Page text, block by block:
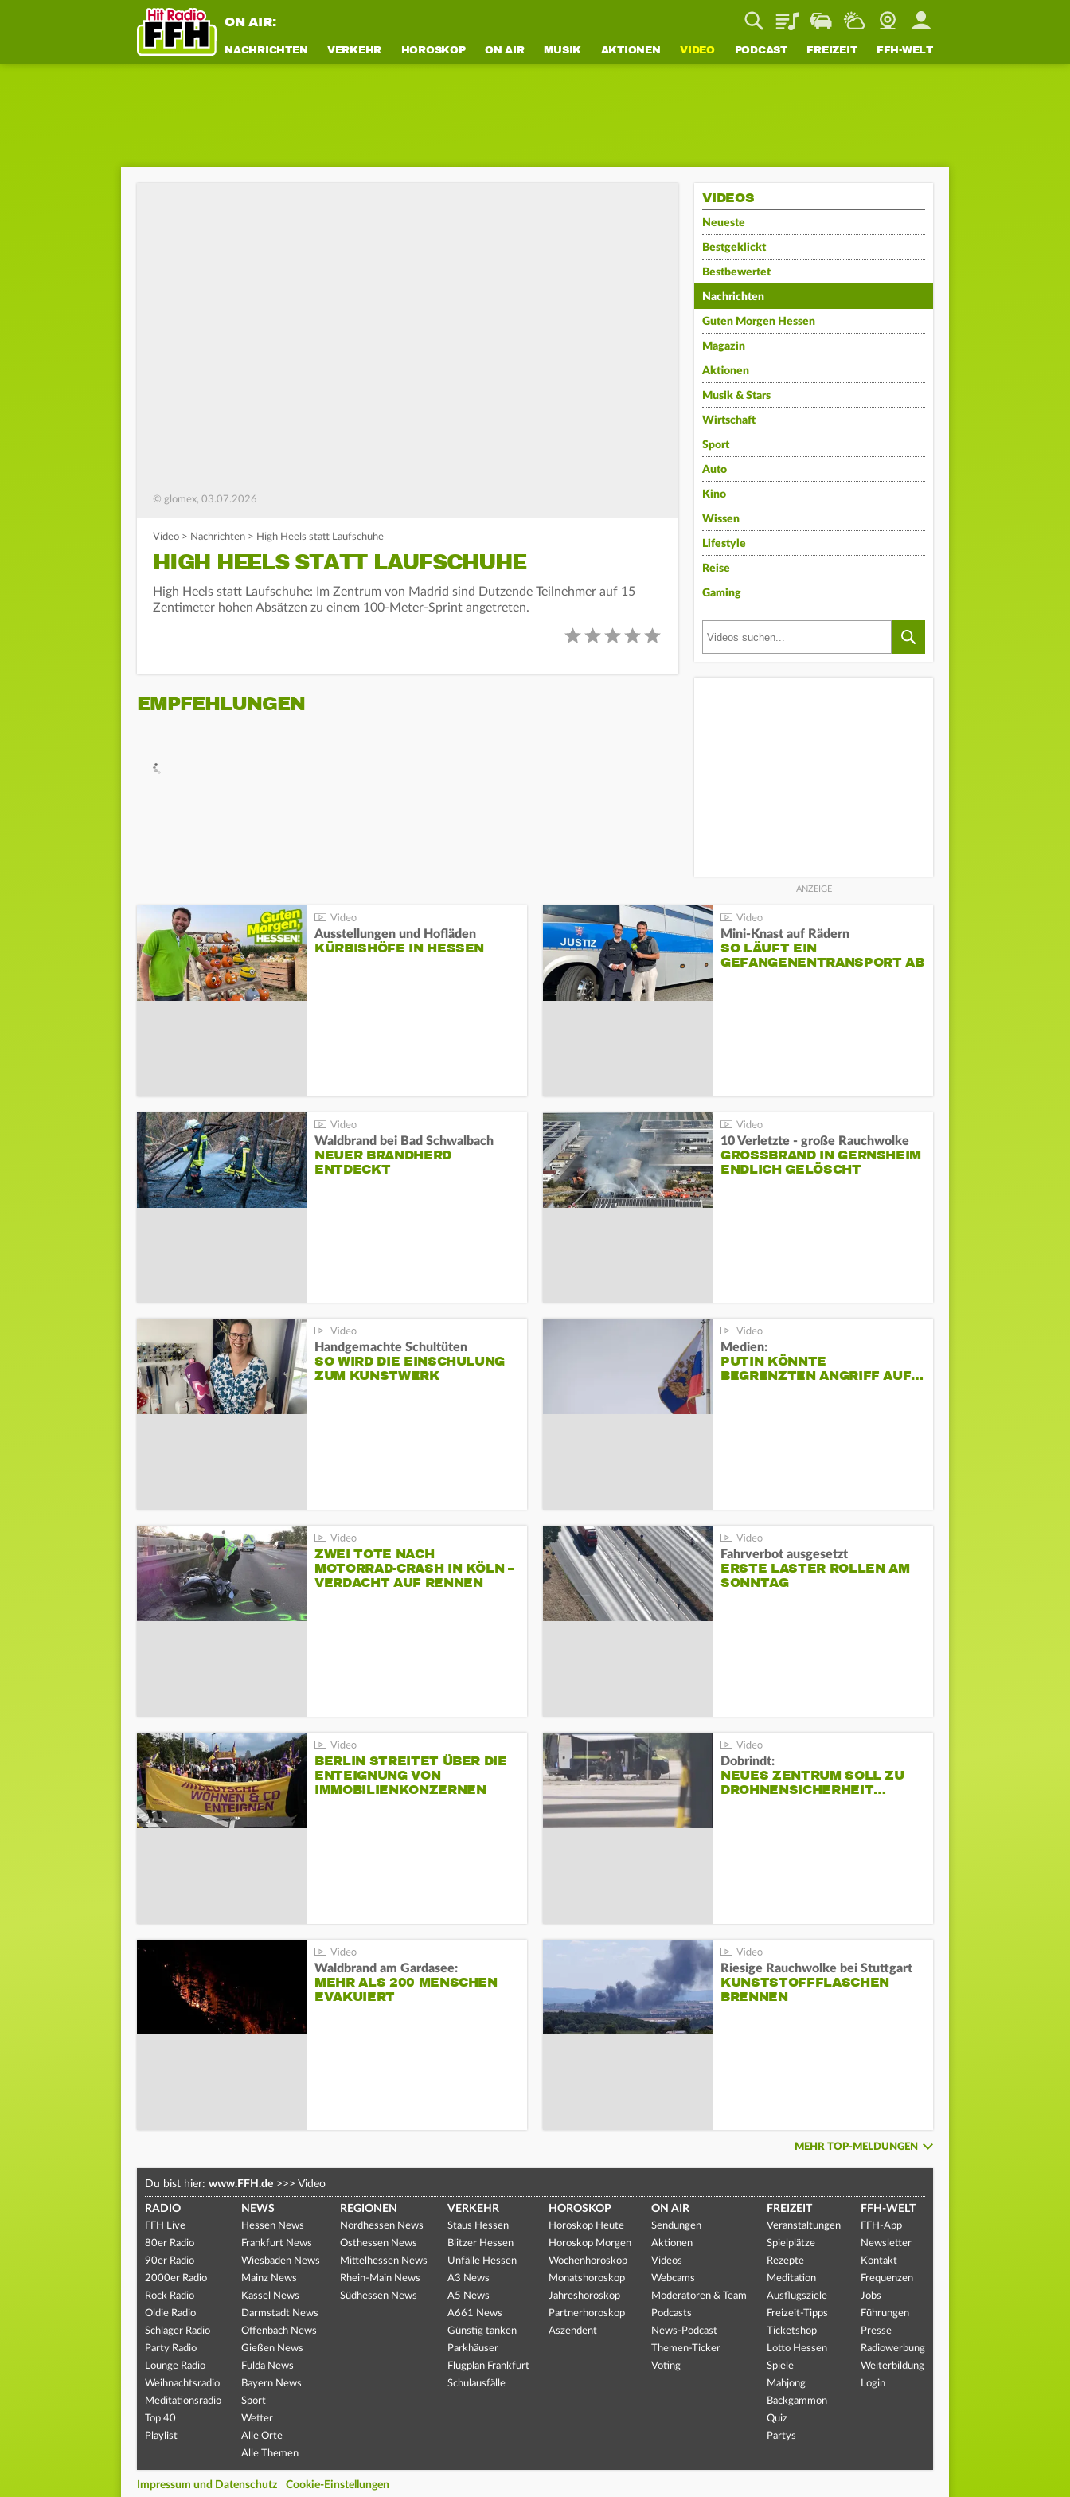
ON AIR: PlaylistStaupilotWetterWebcamMein FFH
NACHRICHTEN VERKEHR HOROSKOP ON AIR MUSIK AKTIONEN VIDEO PODCAST FREIZEIT FFH-WELT
© glomex, 03.07.2026
Video > Nachrichten > High Heels statt Laufschuhe
HIGH HEELS STATT LAUFSCHUHE
High Heels statt Laufschuhe: Im Zentrum von Madrid sind Dutzende Teilnehmer auf 15
Zentimeter hohen Absätzen zu einem 100-Meter-Sprint angetreten.
EMPFEHLUNGEN
VIDEOS
Neueste
Bestgeklickt
Bestbewertet
Nachrichten
Guten Morgen Hessen
Magazin
Aktionen
Musik & Stars
Wirtschaft
Sport
Auto
Kino
Wissen
Lifestyle
Reise
Gaming
Ausstellungen und Hofläden
KÜRBISHÖFE IN HESSEN
Mini-Knast auf Rädern
SO LÄUFT EIN
GEFANGENENTRANSPORT AB
Waldbrand bei Bad Schwalbach
NEUER BRANDHERD
ENTDECKT
10 Verletzte - große Rauchwolke
GROSSBRAND IN GERNSHEIM E
NDLICH GELÖSCHT
Handgemachte Schultüten
SO WIRD DIE EINSCHULUNG
ZUM KUNSTWERK
Medien:
PUTIN KÖNNTE
BEGRENZTEN ANGRIFF AUF…
ZWEI TOTE NACH
MOTORRAD-CRASH IN KÖLN –
VERDACHT AUF RENNEN
Fahrverbot ausgesetzt
ERSTE LASTER ROLLEN AM
SONNTAG
BERLIN STREITET ÜBER DIE
ENTEIGNUNG VON
IMMOBILIENKONZERNEN
Dobrindt:
NEUES ZENTRUM SOLL ZU
DROHNENSICHERHEIT…
Waldbrand am Gardasee:
MEHR ALS 200 MENSCHEN
EVAKUIERT
Riesige Rauchwolke bei Stuttgart
KUNSTSTOFFFLASCHEN
BRENNEN
MEHR TOP-MELDUNGEN
Du bist hier: www.FFH.de >>> Video
RADIO
FFH Live
80er Radio
90er Radio
2000er Radio
Rock Radio
Oldie Radio
Schlager Radio
Party Radio
Lounge Radio
Weihnachtsradio
Meditationsradio
Top 40
Playlist
NEWS
Hessen News
Frankfurt News
Wiesbaden News
Mainz News
Kassel News
Darmstadt News
Offenbach News
Gießen News
Fulda News
Bayern News
Sport
Wetter
Alle Orte
Alle Themen
REGIONEN
Nordhessen News
Osthessen News
Mittelhessen News
Rhein-Main News
Südhessen News
VERKEHR
Staus Hessen
Blitzer Hessen
Unfälle Hessen
A3 News
A5 News
A661 News
Günstig tanken
Parkhäuser
Flugplan Frankfurt
Schulausfälle
HOROSKOP
Horoskop Heute
Horoskop Morgen
Wochenhoroskop
Monatshoroskop
Jahreshoroskop
Partnerhoroskop
Aszendent
ON AIR
Sendungen
Aktionen
Videos
Webcams
Moderatoren & Team
Podcasts
News-Podcast
Themen-Ticker
Voting
FREIZEIT
Veranstaltungen
Spielplätze
Rezepte
Meditation
Ausflugsziele
Freizeit-Tipps
Ticketshop
Lotto Hessen
Spiele
Mahjong
Backgammon
Quiz
Partys
FFH-WELT
FFH-App
Newsletter
Kontakt
Frequenzen
Jobs
Führungen
Presse
Radiowerbung
Weiterbildung
Login
Impressum und Datenschutz Cookie-Einstellungen